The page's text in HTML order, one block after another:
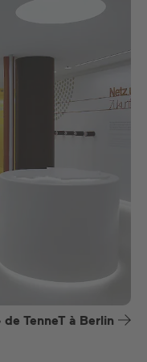
TenneT à Berlin